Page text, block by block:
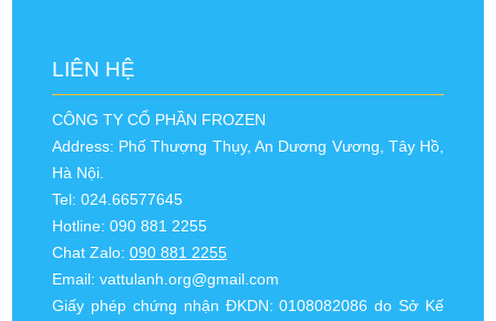
LIÊN HỆ
CÔNG TY CỔ PHẦN FROZEN
Address: Phố Thượng Thụy, An Dương Vương, Tây Hồ,
Hà Nội.
Tel: 024.66577645
Hotline: 090 881 2255
Chat Zalo: 090 881 2255
Email: vattulanh.org@gmail.com
Giấy phép chứng nhận ĐKDN: 0108082086 do Sở Kế